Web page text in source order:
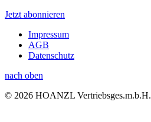
Jetzt abonnieren
Impressum
AGB
Datenschutz
nach oben
© 2026 HOANZL Vertriebsges.m.b.H.